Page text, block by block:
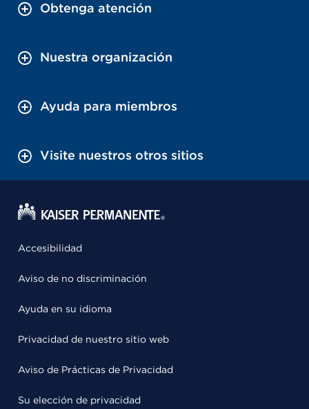
Obtenga atención
Nuestra organización
Ayuda para miembros
Visite nuestros otros sitios
Accesibilidad
Aviso de no discriminación
Ayuda en su idioma
Privacidad de nuestro sitio web
Aviso de Prácticas de Privacidad
Su elección de privacidad